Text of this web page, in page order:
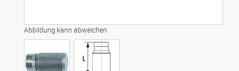
Abbildung kann abweichen